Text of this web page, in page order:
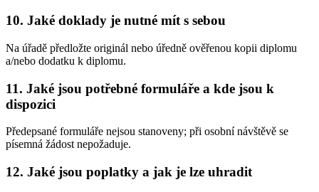
10. Jaké doklady je nutné mít s sebou
Na úřadě předložte originál nebo úředně ověřenou kopii diplomu
a/nebo dodatku k diplomu.
11. Jaké jsou potřebné formuláře a kde jsou k
dispozici
Předepsané formuláře nejsou stanoveny; při osobní návštěvě se
písemná žádost nepožaduje.
12. Jaké jsou poplatky a jak je lze uhradit